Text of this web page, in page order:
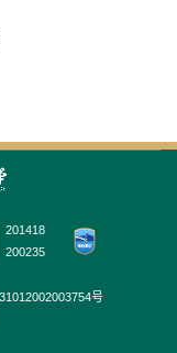
201418
200235
号